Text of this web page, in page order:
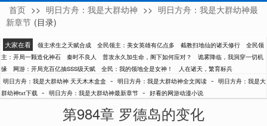
天天木木盒盒
首页 >> 明日方舟：我是大群幼神 >> 明日方舟：我是大群幼神最
新章节 (目录)
大家在看 领主求生之天赋合成 全民领主：美女英雄有亿点多 截教扫地仙的诸天修行
全民领
主：开局一颗造化神石
秦时不良人 普攻永久加生命，阁下如何应对？
诡雾降临，我洞穿一切机
缘
网游：开局充百亿抽SSS级天赋 全民：我的领地全是女神！
人在诸天，繁育标兵
明日方舟：我是大群幼神 天天木木盒盒 - 明日方舟：我是大群幼神全文阅读 - 明日方舟：我是大
群幼神txt下载 - 明日方舟：我是大群幼神最新章节 - 好看的网游动漫小说
第984章 罗德岛的变化